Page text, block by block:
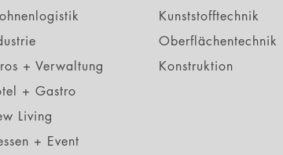
+ Verwaltung
+ Gastro
Living
+ Event
Kunststofftechnik
Oberflächentechnik
Konstruktion